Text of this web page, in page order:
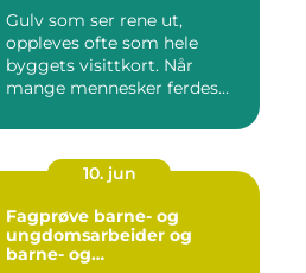
Gulv som ser rene ut,
oppleves ofte som hele
byggets visittkort. Når
mange mennesker ferdes
10. jun
Fagprøve barne- og
ungdomsarbeider og
barne- og